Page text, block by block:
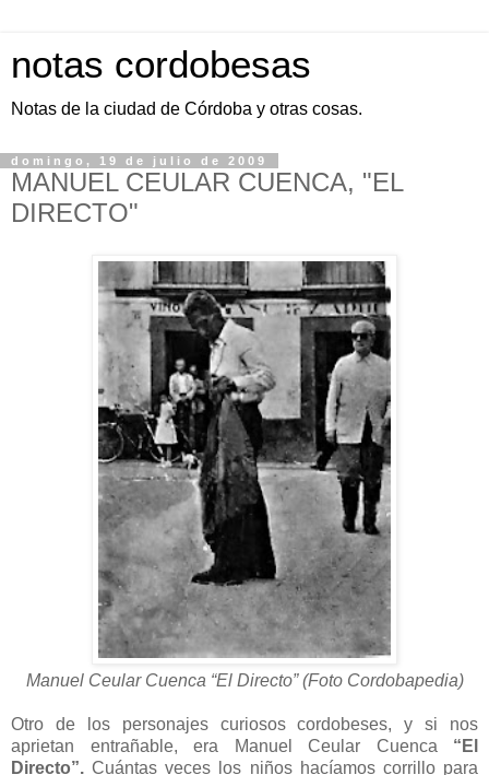
notas cordobesas
Notas de la ciudad de Córdoba y otras cosas.
domingo, 19 de julio de 2009
MANUEL CEULAR CUENCA, "EL
DIRECTO"
Manuel Ceular Cuenca “El Directo” (Foto Cordobapedia)
Otro de los personajes curiosos cordobeses, y si nos
aprietan entrañable, era Manuel Ceular Cuenca “El
Directo”. Cuántas veces los niños hacíamos corrillo para